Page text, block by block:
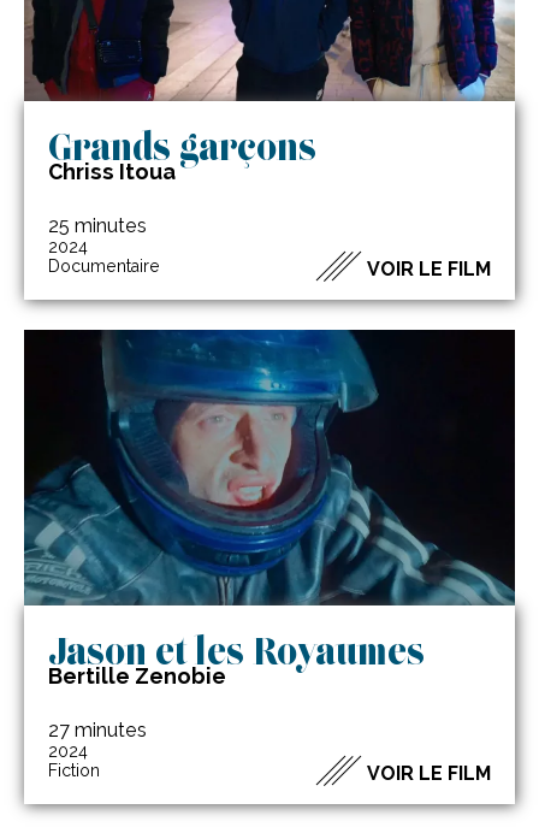
Grands garçons
Chriss Itoua
25 minutes
2024
Documentaire
VOIR LE FILM
Jason et les Royaumes
Bertille Zenobie
27 minutes
2024
Fiction
VOIR LE FILM